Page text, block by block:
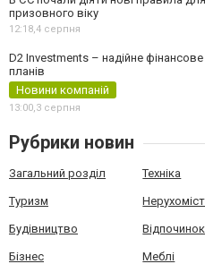
призовного віку
12:18,4 серпня
D2 Investments – надійне
планів
Новини компаній
13:00,3 серпня
Рубрики новин
Загальний розділ Техніка
Туризм
Будівництво Відпочинок
Бізнес Меблі